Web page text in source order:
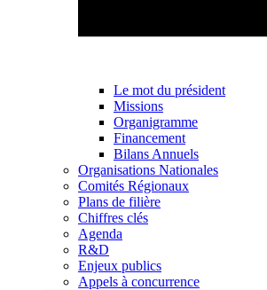
Le mot du président
Missions
Organigramme
Financement
Bilans Annuels
Organisations Nationales
Comités Régionaux
Plans de filière
Chiffres clés
Agenda
R&D
Enjeux publics
Appels à concurrence